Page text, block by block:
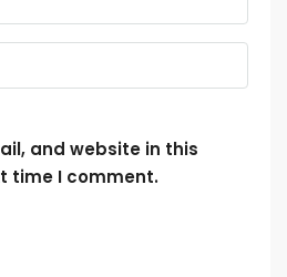
and website in this
time I comment.